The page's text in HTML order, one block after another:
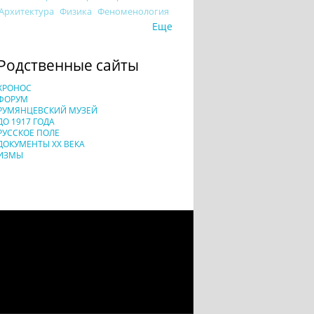
Физика Феноменология
Еще
сайты
МУЗЕЙ
1917 ГОДА
ПОЛЕ
XX ВЕКА